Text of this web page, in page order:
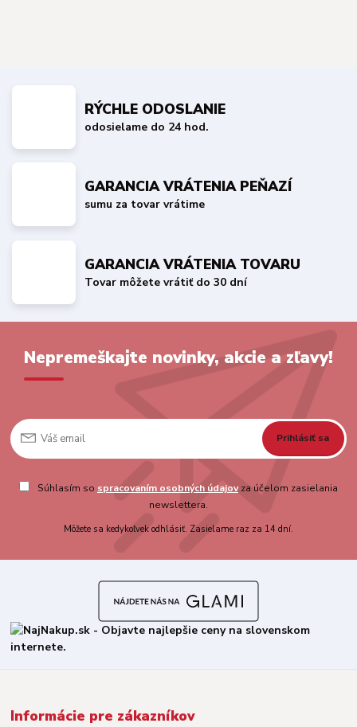
RÝCHLE ODOSLANIE
odosielame do 24 hod.
GARANCIA VRÁTENIA PEŇAZÍ
sumu za tovar vrátime
GARANCIA VRÁTENIA TOVARU
Tovar môžete vrátiť do 30 dní
Nepremeškajte novinky, akcie a zľavy!
Prihlásiť sa
Súhlasím so spracovaním osobných údajovza účelom zasielania
newslettera.
Môžete sa kedykoľvek odhlásiť. Zasielame raz za 14 dní.
Informácie pre zákazníkov